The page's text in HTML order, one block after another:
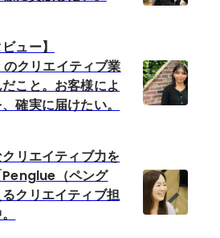
ュー】
クリエイティブ業
こと。お客様によ
確実に届けたい。
リエイティブ力を
Penglue（ペング
クリエイティブ担